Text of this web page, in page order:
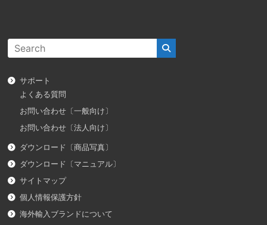
サポート
よくある質問
お問い合わせ〔一般向け〕
お問い合わせ〔法人向け〕
ダウンロード〔商品写真〕
ダウンロード〔マニュアル〕
サイトマップ
個人情報保護方針
海外輸入ブランドについて